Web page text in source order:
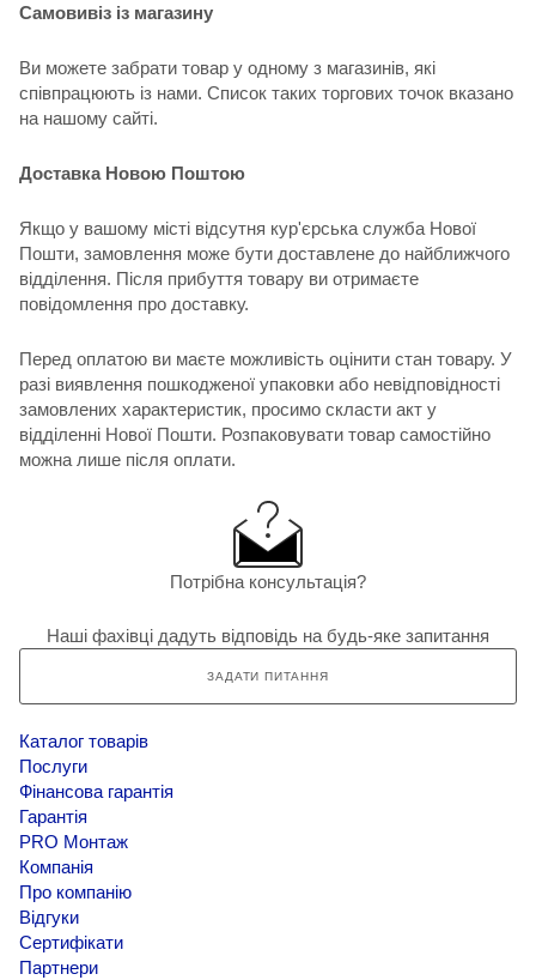
Самовивіз із магазину
Ви можете забрати товар у одному з магазинів, які
співпрацюють із нами. Список таких торгових точок вказано
на нашому сайті.
Доставка Новою Поштою
Якщо у вашому місті відсутня кур'єрська служба Нової
Пошти, замовлення може бути доставлене до найближчого
відділення. Після прибуття товару ви отримаєте
повідомлення про доставку.
Перед оплатою ви маєте можливість оцінити стан товару. У
разі виявлення пошкодженої упаковки або невідповідності
замовлених характеристик, просимо скласти акт у
відділенні Нової Пошти. Розпаковувати товар самостійно
можна лише після оплати.
Потрібна консультація?
Наші фахівці дадуть відповідь на будь-яке запитання
ЗАДАТИ ПИТАННЯ
Каталог товарів
Послуги
Фінансова гарантія
Гарантія
PRO Монтаж
Компанія
Про компанію
Відгуки
Сертифікати
Партнери